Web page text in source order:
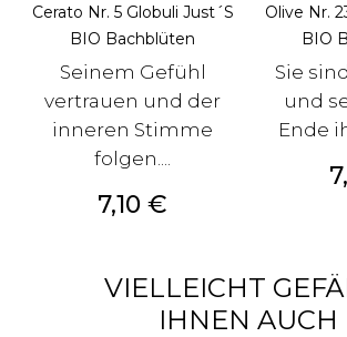
Cerato Nr. 5 Globuli Just´s
BIO Bachblüten
Seinem Gefühl
vertrauen und der
inneren Stimme
folgen....
Preis
7,10 €
Olive Nr.
BIO
Sie
und
Ende
VIELLEICHT
IHNEN AUCH